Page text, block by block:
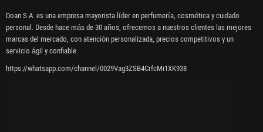
Doan S.A. es una empresa mayorista líder en perfumería, cosmética y cuidado
personal. Desde hace más de 30 años, ofrecemos a nuestros clientes las mejores
marcas del mercado, con atención personalizada, precios competitivos y un
servicio ágil y confiable.
https://whatsapp.com/channel/0029Vag3ZSB4CrfcMi1XK938